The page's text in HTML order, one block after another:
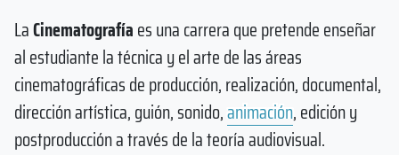
LaCinematografíaes una carrera que pretende enseñar
al estudiante la técnica y el arte de las áreas
cinematográficas de producción, realización, documental,
dirección artística, guión, sonido,animación, edición y
postproducción a través de la teoría audiovisual.